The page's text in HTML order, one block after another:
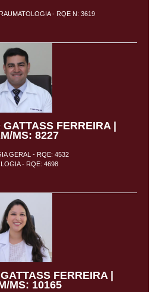
- RQE N: 3619
FERREIRA |
MS: 8227
GERAL - RQE: 4532
- RQE: 4698
FERREIRA |
MS: 10165